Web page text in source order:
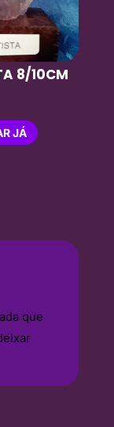
8/10CM
JÁ
que